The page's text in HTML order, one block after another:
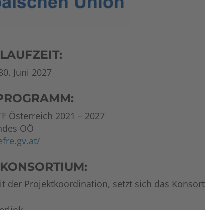
Juni 2027
Österreich 2021 – 2027
OÖ
der Projektkoordination, setzt sich das